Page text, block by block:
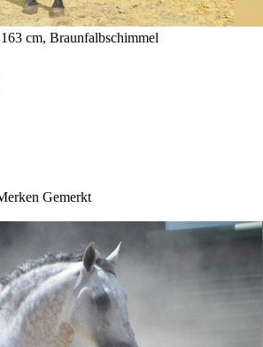
cm, Braunfalbschimmel
Gemerkt